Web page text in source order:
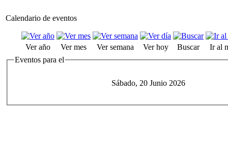
Calendario de eventos
Ver año Ver mes Ver semana Ver hoy Buscar
Ir al
Eventos para el
Sábado, 20 Junio 2026